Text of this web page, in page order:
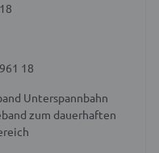
18
Unterspannbahn
zum dauerhaften